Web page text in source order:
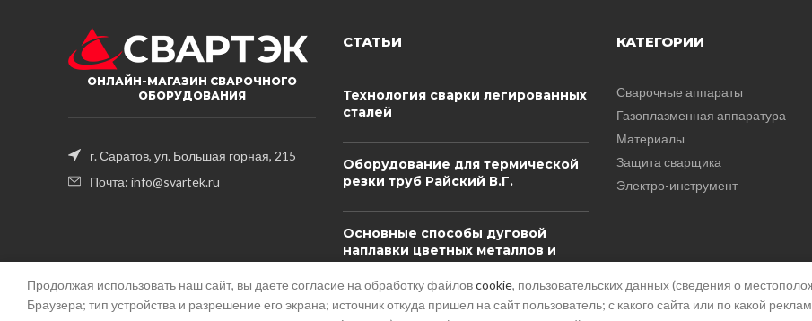
ОНЛАЙН-МАГАЗИН СВАРОЧНОГО
ОБОРУДОВАНИЯ
г. Саратов, ул. Большая горная, 215
Почта: info@svartek.ru
СТАТЬИ
Технология сварки легированных
сталей
Оборудование для термической
резки труб Райский В.Г.
Основные способы дуговой
наплавки цветных металлов и
сплавов для получения
биметаллических изделий
КАТЕГОРИИ
Сварочные аппараты
Газоплазменная аппаратура
Материалы
Защита сварщика
Электро-инструмент
Продолжая использовать наш сайт, вы даете согласие на обработку файловcookie, пользовательских данных (сведения о
Браузера; тип устройства и разрешение его экрана; источник откуда пришел на сайт пользователь; с какого сайта или по какой